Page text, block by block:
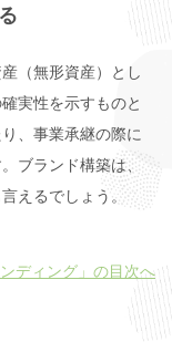
（無形資産）とし
実性を示すものと
、事業承継の際に
ブランド構築は、
えるでしょう。
ディング」の目次へ